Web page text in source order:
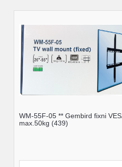
WM-55F-05 ** Gembird fixni
max.50kg (439)